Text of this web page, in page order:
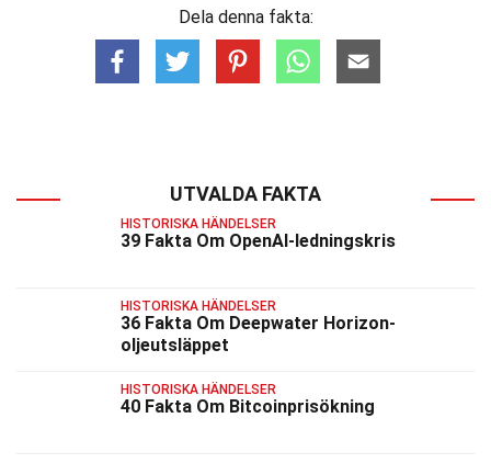
Dela denna fakta:
UTVALDA FAKTA
HISTORISKA HÄNDELSER
39 Fakta Om OpenAI-ledningskris
HISTORISKA HÄNDELSER
36 Fakta Om Deepwater Horizon-
oljeutsläppet
HISTORISKA HÄNDELSER
40 Fakta Om Bitcoinprisökning